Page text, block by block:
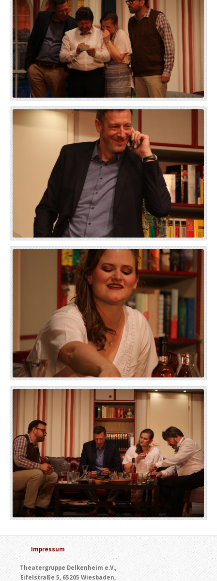
Impressum
Theatergruppe Delkenheim e.V.,
Eifelstraße 5, 65205 Wiesbaden,